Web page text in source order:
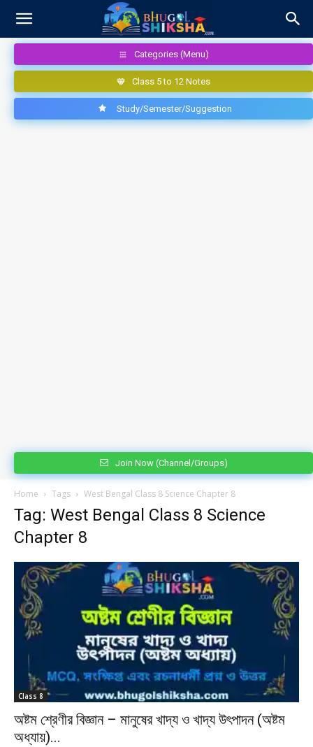
Categories (Menu)
Class 5 to 12 Notes
Study/Semester/Suggestion
Join Now (Channel/Groups)
Home Tags West Bengal Class 8 Science Chapter 8
Tag: West Bengal Class 8 Science
Chapter 8
Class 8
অষ্টম শ্রেণীর বিজ্ঞান – মানুষের খাদ্য ও খাদ্য উৎপাদন (অষ্টম
অধ্যায়)...